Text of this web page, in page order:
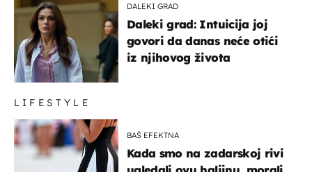
DALEKI GRAD
Daleki grad: Intuicija joj
govori da danas neće otići
iz njihovog života
LIFESTYLE
BAŠ EFEKTNA
Kada smo na zadarskoj rivi